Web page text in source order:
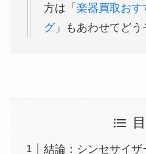
方は「 楽器買取おす
グ」もあわせてどう
結論：シンセサイザ